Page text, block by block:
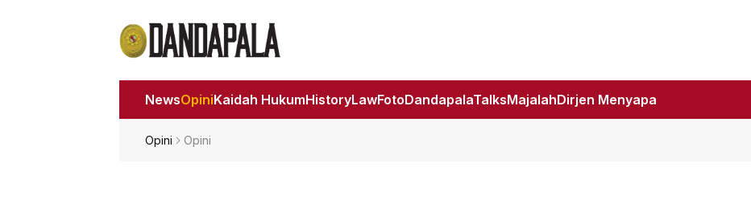
NewsOpiniKaidah HukumHistoryLawFotoDandapalaTalksMajalahDirjen Menyapa
Opini Opini